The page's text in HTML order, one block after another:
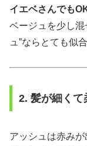
イエベさんでも
ベージュを少し混
ュ”ならとても似
2. 髪が細くて
アッシュは赤みが